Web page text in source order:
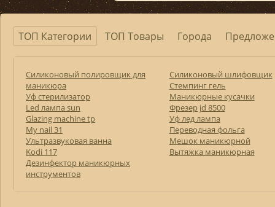
ТОП Категории ТОП Товары Города
Силиконовый полировщик для
маникюра
Уф стерилизатор
Led лампа sun
Glazing machine tp
My nail 31
Ультразвуковая ванна
Kodi 117
Дезинфектор маникюрных
инструментов
Силиконовый шлифовщик
Стемпинг гель
Маникюрные кусачки
Фрезер jd 8500
Уф лед лампа
Переводная фольга
Мешок маникюрной
Вытяжка маникюрная